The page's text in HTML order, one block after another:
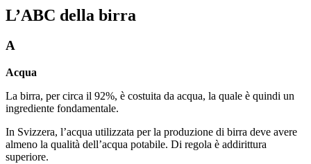
L’ABC della birra
A
Acqua
La birra, per circa il 92%, è costuita da acqua, la quale è quindi un
ingrediente fondamentale.
In Svizzera, l’acqua utilizzata per la produzione di birra deve avere
almeno la qualità dell’acqua potabile. Di regola è addirittura
superiore.